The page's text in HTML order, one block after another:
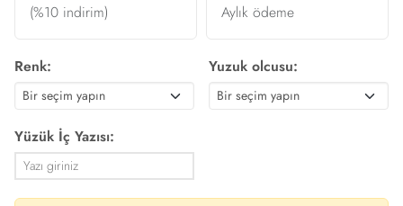
(%10 indirim) Aylık ödeme
Renk: Yuzuk olcusu:
Yüzük İç Yazısı: